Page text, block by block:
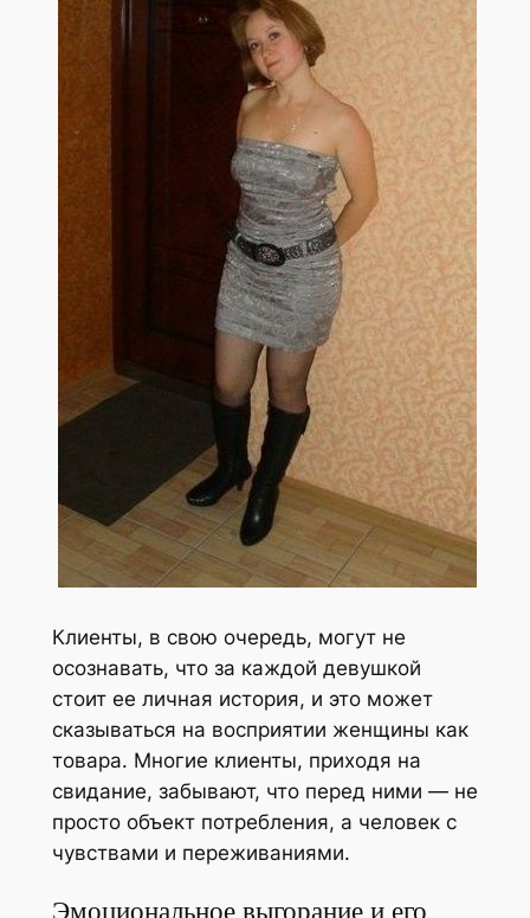
Клиенты, в свою очередь, могут не
осознавать, что за каждой девушкой
стоит ее личная история, и это может
сказываться на восприятии женщины как
товара. Многие клиенты, приходя на
свидание, забывают, что перед ними — не
просто объект потребления, а человек с
чувствами и переживаниями.